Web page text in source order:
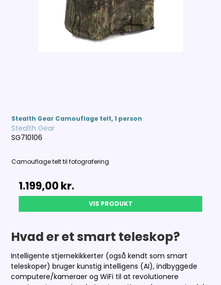
Stealth Gear Camouflage telt, 1 person
Stealth Gear
SG710106
Camouflage telt til fotografering
1.199,00 kr.
VIS PRODUKT
Hvad er et smart teleskop?
Intelligente stjernekikkerter (også kendt som smart
teleskoper) bruger kunstig intelligens (AI), indbyggede
computere/kameraer og WiFi til at revolutionere